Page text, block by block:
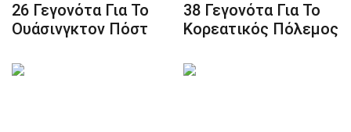
26 Γεγονότα Για Το
Ουάσινγκτον Πόστ
38 Γεγονότα Για Το
Κορεατικός Πόλεμος